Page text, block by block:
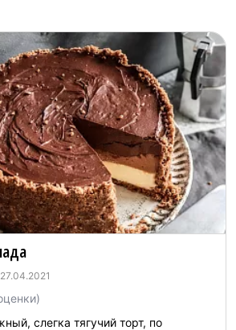
27.04.2021
слегка тягучий торт, по